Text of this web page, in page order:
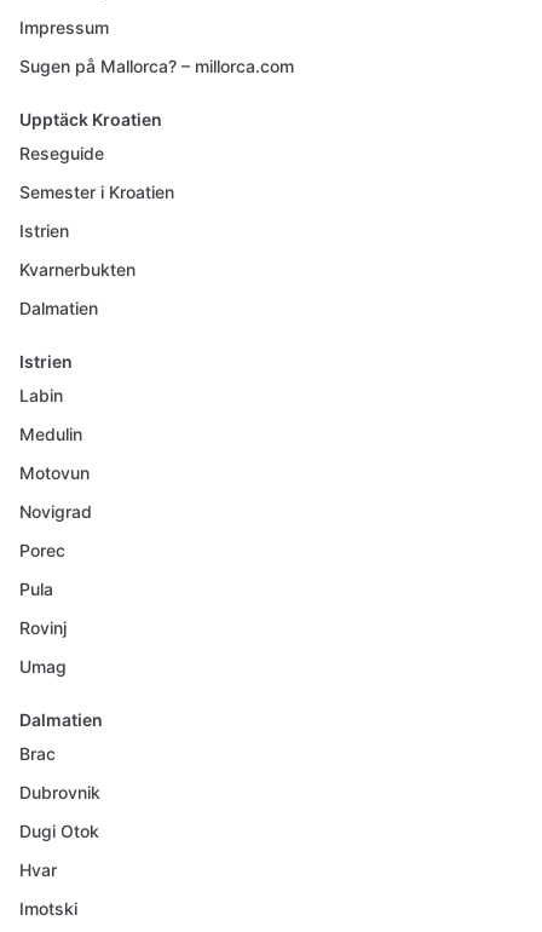
Impressum
Sugen på Mallorca? – millorca.com
Upptäck Kroatien
Reseguide
Semester i Kroatien
Istrien
Kvarnerbukten
Dalmatien
Istrien
Labin
Medulin
Motovun
Novigrad
Porec
Pula
Rovinj
Umag
Dalmatien
Brac
Dubrovnik
Dugi Otok
Hvar
Imotski